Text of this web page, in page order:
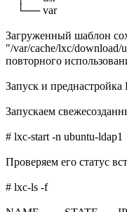
└── var
Загруженный шаблон
"/var/cache/lxc/download/
повторного
Запуск и
Запускаем
# lxc-start -n ubuntu-ldap1
Проверяем его статус
# lxc-ls -f